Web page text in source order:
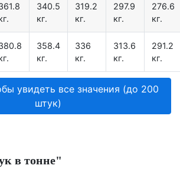
340.5
кг.
319.2
кг.
297.9
кг.
276.6
кг.
358.4
кг.
336
кг.
313.6
кг.
291.2
кг.
увидеть все значения (до 200
штук)
в тонне"